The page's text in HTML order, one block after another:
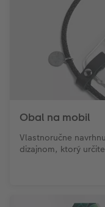
Obal na mobil
Vlastnoručne
dizajnom, ktorý